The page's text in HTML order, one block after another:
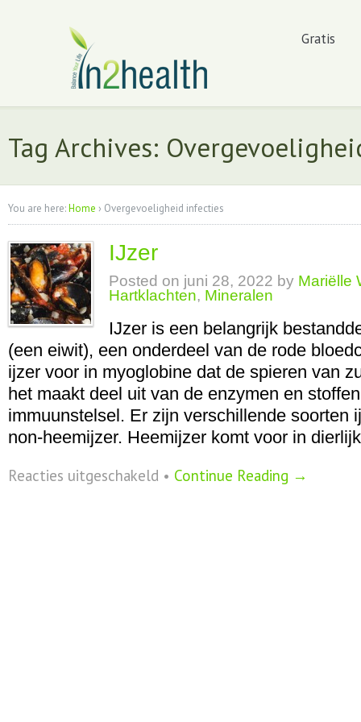
Gratis
Tag Archives:
You are here:Home › Overgevoeligheid infecties
IJzer
Posted on juni 28, 2022 by Mariëlle
Hartklachten, Mineralen
IJzer is een belangrijk
(een eiwit), een onderdeel van de rode
ijzer voor in myoglobine dat de spieren van
het maakt deel uit van de enzymen en
immuunstelsel. Er zijn verschillende soorten
non-heemijzer. Heemijzer komt voor in
Reacties uitgeschakeld voor
• Continue Reading →